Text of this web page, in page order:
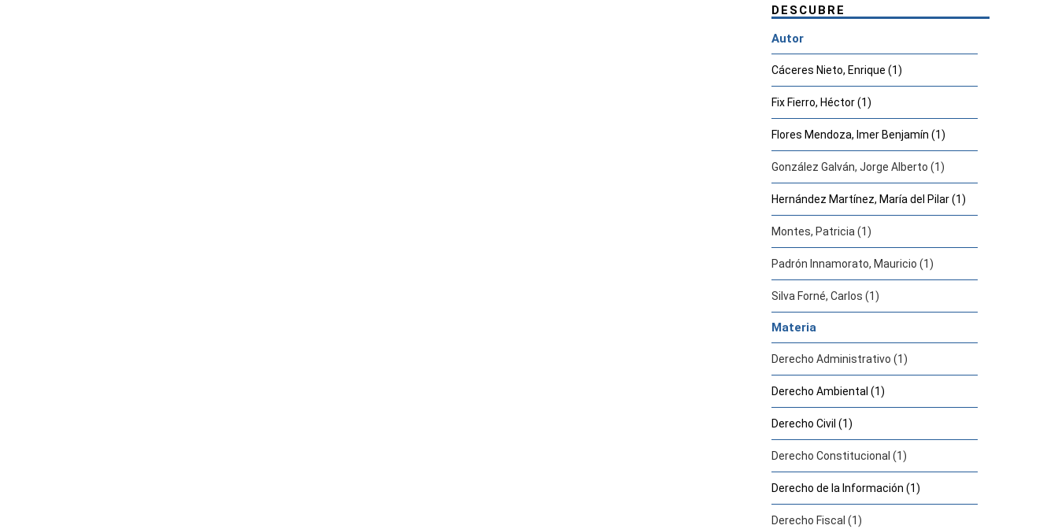
DESCUBRE
Autor
Cáceres Nieto, Enrique (1)
Fix Fierro, Héctor (1)
Flores Mendoza, Imer Benjamín (1)
González Galván, Jorge Alberto (1)
Hernández Martínez, María del Pilar (1)
Montes, Patricia (1)
Padrón Innamorato, Mauricio (1)
Silva Forné, Carlos (1)
Materia
Derecho Administrativo (1)
Derecho Ambiental (1)
Derecho Civil (1)
Derecho Constitucional (1)
Derecho de la Información (1)
Derecho Fiscal (1)